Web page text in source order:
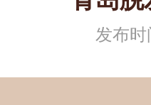
发布